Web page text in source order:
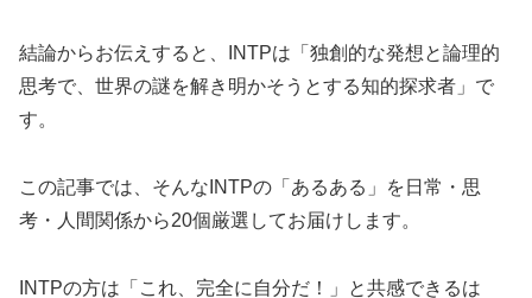
結論からお伝えすると、INTPは「独創的な発想と論理的
思考で、世界の謎を解き明かそうとする知的探求者」で
す。
この記事では、そんなINTPの「あるある」を日常・思
考・人間関係から20個厳選してお届けします。
INTPの方は「これ、完全に自分だ！」と共感できるは